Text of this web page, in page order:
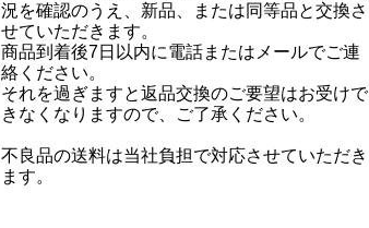
況を確認のうえ、新品、または同等品と交換さ
せていただきます。
商品到着後7日以内に電話またはメールでご連
絡ください。
それを過ぎますと返品交換のご要望はお受けで
きなくなりますので、ご了承ください。
不良品の送料は当社負担で対応させていただき
ます。